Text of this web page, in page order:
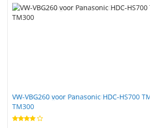
VW-VBG260 voor Panasonic HDC-HS700
TM300